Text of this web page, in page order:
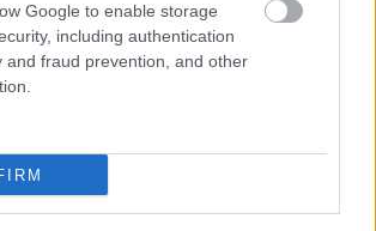
Google to enable storage
including authentication
and fraud prevention, and other